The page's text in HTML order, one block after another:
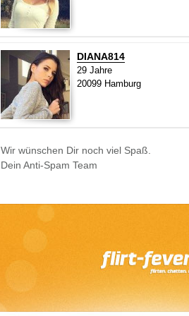
DIANA814
29 Jahre
20099 Hamburg
Wir wünschen Dir noch viel Spaß.
Dein Anti-Spam Team